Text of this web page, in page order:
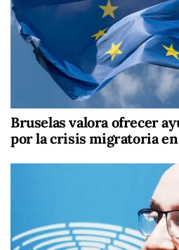
Bruselas valora ofrecer
por la crisis migratoria en